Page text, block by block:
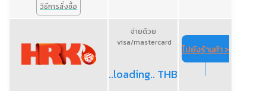
วิธีการสั่งซื้อ
จ่ายด้วย
visa/mastercard
..loading.. THB
ไปยังร้านค้า >